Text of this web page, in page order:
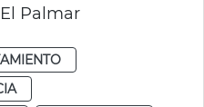
Palmar